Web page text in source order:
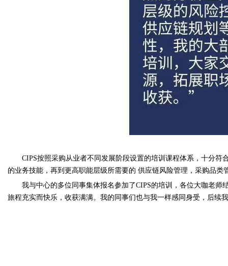
CIPS按照采购从业者不同发展阶段设置的培训课程体系，十分
的业务技能，再到更高职能层级所需要的 供应链风险管理，采购品
我与中心的多位同事集体报名参加了CIPS的培训，各位大咖老
旅程充实而快乐，收获满满。我的同事们也与我一样感同身受，后续